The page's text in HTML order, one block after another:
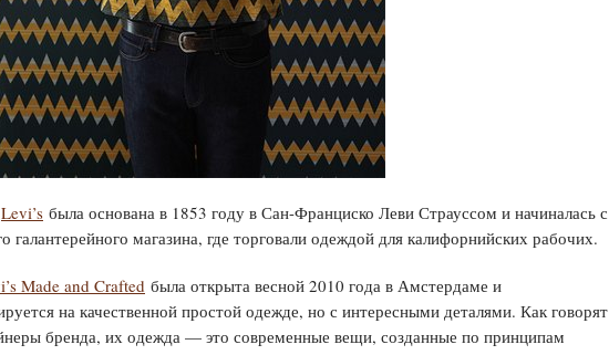
Levi’s была основана в 1853 году в Сан-Франциско Леви Страуссом и начиналась с
галантерейного магазина, где торговали одеждой для калифорнийских рабочих.
Made and Crafted была открыта весной 2010 года в Амстердаме и
на качественной простой одежде, но с интересными деталями. Как говорят
бренда, их одежда — это современные вещи, созданные по принципам